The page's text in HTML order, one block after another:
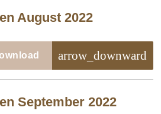
August 2022
arrow_downward
September 2022